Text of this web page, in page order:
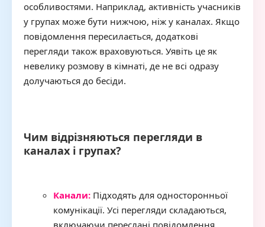
особливостями. Наприклад, активність учасників
у групах може бути нижчою, ніж у каналах. Якщо
повідомлення пересилається, додаткові
перегляди також враховуються. Уявіть це як
невелику розмову в кімнаті, де не всі одразу
долучаються до бесіди.
Чим відрізняються перегляди в
каналах і групах?
Канали: Підходять для односторонньої
комунікації. Усі перегляди складаються,
включаючи переслані повідомлення.